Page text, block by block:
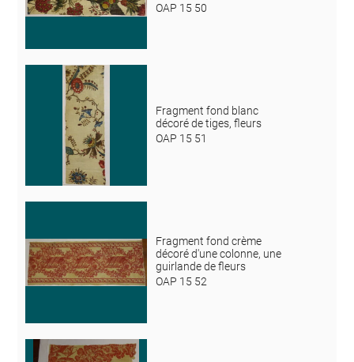
OAP 15 50
Fragment fond blanc
décoré de tiges, fleurs
OAP 15 51
Fragment fond crème
décoré d'une colonne, une
guirlande de fleurs
OAP 15 52